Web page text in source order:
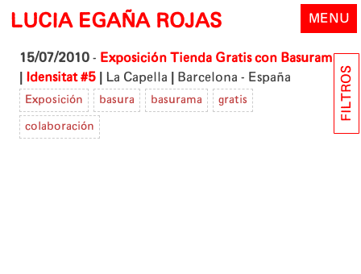
Skip
content
LUCIA EGAÑA ROJAS MENU
15/07/2010 - Exposición Tienda Gratis con Basurama
Idensitat #5 La Capella Barcelona - España
Exposición basura basurama gratis
colaboración
FILTROS